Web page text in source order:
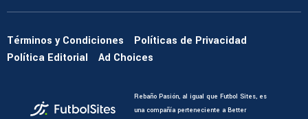
Términos y Condiciones
Políticas de Privacidad
Política Editorial
Ad Choices
Rebaño Pasión, al igual que Futbol Sites, es
una compañía perteneciente a Better